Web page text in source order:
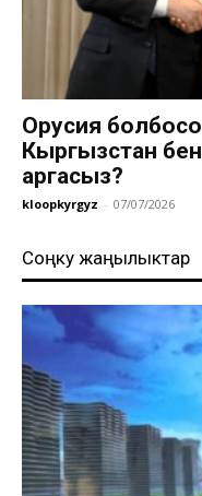
Орусия
Кыргызстан
аргасыз?
kloopkyrgyz - 07/07/2026
Соңку жаңылыктар